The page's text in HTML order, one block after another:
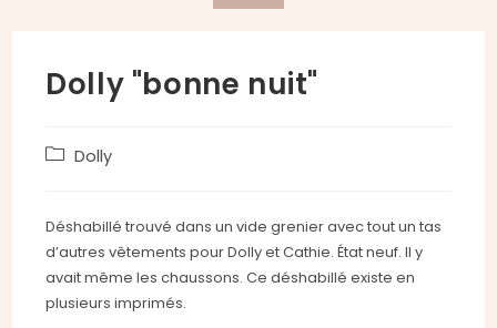
Dolly "bonne nuit"
PostDolly
Déshabillé trouvé dans un vide grenier avec tout un tas
d’autres vêtements pour Dolly et Cathie. État neuf. Il y
avait même les chaussons. Ce déshabillé existe en
plusieurs imprimés.